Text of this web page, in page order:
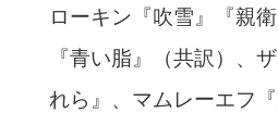
ローキン『吹雪』『親衛
『青い脂』（共訳）、
れら』、マムレーエフ『